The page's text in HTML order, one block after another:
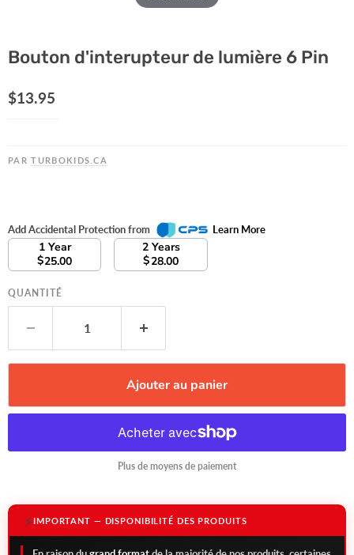
Bouton d'interupteur de lumière 6 Pin
PARTURBOKIDS.CA
Prix actuel
$13.95
Add Accidental Protection from Learn More
1 Year
$25.00
2 Years
$28.00
QUANTITÉ
Ajouter au panier
Plus de moyens de paiement
⚡IMPORTANT — DISPONIBILITÉ DES PRODUITS